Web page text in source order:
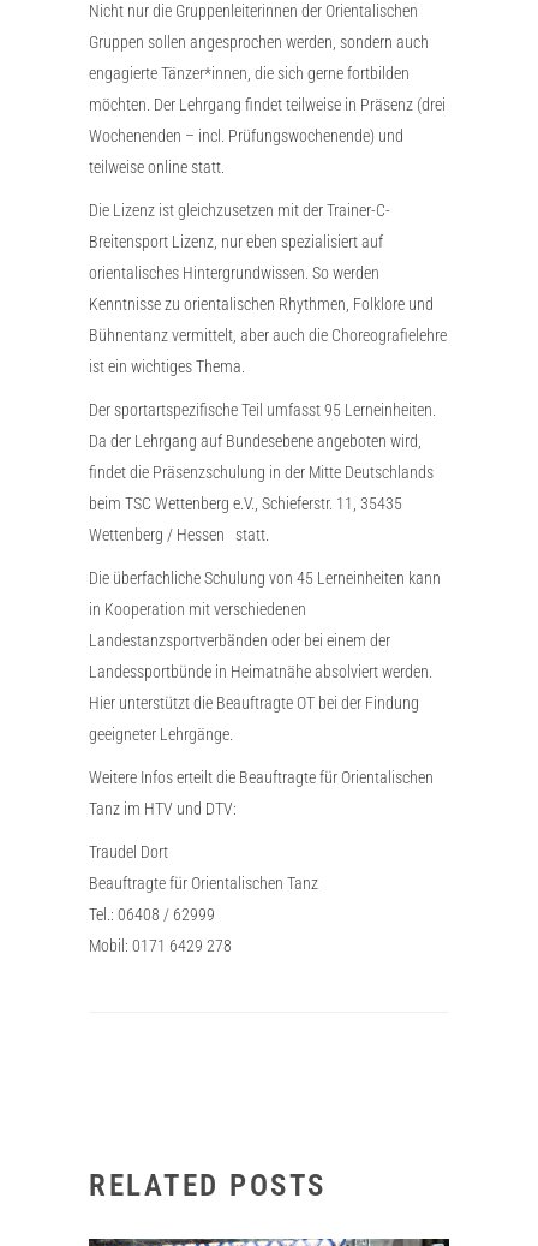
Nicht nur die Gruppenleiterinnen der Orientalischen
Gruppen sollen angesprochen werden, sondern auch
engagierte Tänzer*innen, die sich gerne fortbilden
möchten. Der Lehrgang findet teilweise in Präsenz (drei
Wochenenden – incl. Prüfungswochenende) und
teilweise online statt.
Die Lizenz ist gleichzusetzen mit der Trainer-C-
Breitensport Lizenz, nur eben spezialisiert auf
orientalisches Hintergrundwissen. So werden
Kenntnisse zu orientalischen Rhythmen, Folklore und
Bühnentanz vermittelt, aber auch die Choreografielehre
ist ein wichtiges Thema.
Der sportartspezifische Teil umfasst 95 Lerneinheiten.
Da der Lehrgang auf Bundesebene angeboten wird,
findet die Präsenzschulung in der Mitte Deutschlands
beim TSC Wettenberg e.V., Schieferstr. 11, 35435
Wettenberg / Hessen statt.
Die überfachliche Schulung von 45 Lerneinheiten kann
in Kooperation mit verschiedenen
Landestanzsportverbänden oder bei einem der
Landessportbünde in Heimatnähe absolviert werden.
Hier unterstützt die Beauftragte OT bei der Findung
geeigneter Lehrgänge.
Weitere Infos erteilt die Beauftragte für Orientalischen
Tanz im HTV und DTV:
Traudel Dort
Beauftragte für Orientalischen Tanz
Tel.: 06408 / 62999
Mobil: 0171 6429 278
RELATED POSTS